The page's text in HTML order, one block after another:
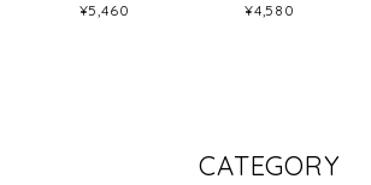
ェーンカザリレザ
¥5,460
ォッチバンド 革ブ
¥4,580
CATEGORY